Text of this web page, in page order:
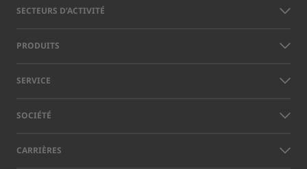
SECTEURS D’ACTIVITÉ
PRODUITS
SERVICE
SOCIÉTÉ
CARRIÈRES